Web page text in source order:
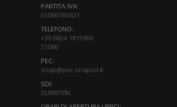
PARTITA IVA:
01066160621
TELEFONO:
+39 0824 1815960
21080
PEC:
snap@pec.snapsrl.it
SDI:
SUBM70N